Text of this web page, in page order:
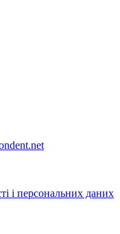
і персональних даних